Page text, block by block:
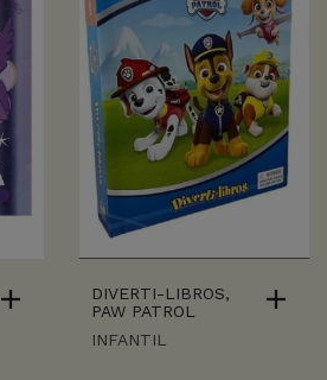
DIVERTI-LIBROS,
PAW PATROL
INFANTIL